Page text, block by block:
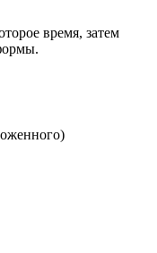
время, затем